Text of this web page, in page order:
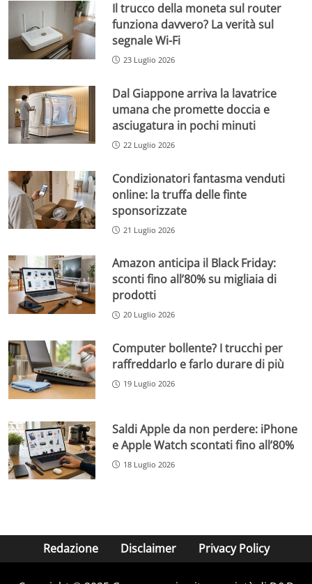
Il trucco della moneta sul router
funziona davvero? La verità sul
segnale Wi-Fi
23 Luglio 2026
Dal Giappone arriva la lavatrice
umana che promette doccia e
asciugatura in pochi minuti
22 Luglio 2026
Condizionatori fantasma venduti
online: la truffa delle finte
sponsorizzate
21 Luglio 2026
Amazon anticipa il Black Friday:
sconti fino all’80% su migliaia di
prodotti
20 Luglio 2026
Computer bollente? I trucchi per
raffreddarlo e farlo durare di più
19 Luglio 2026
Saldi Apple da non perdere: iPhone
e Apple Watch scontati fino all’80%
18 Luglio 2026
Redazione Disclaimer Privacy Policy